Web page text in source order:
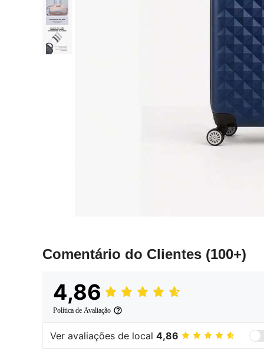
Comentário do Clientes (100+)
4,86
Política de Avaliação
Ver avaliações de local 4,86